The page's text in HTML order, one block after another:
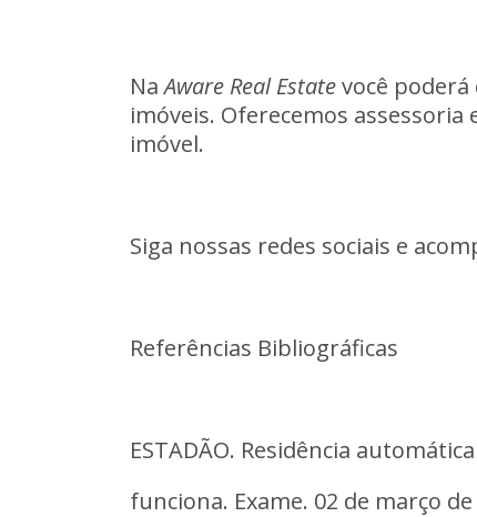
Na Aware Real Estatevocê poderá
imóveis. Oferecemos assessoria
imóvel.
Siga nossas redes sociais e
Referências Bibliográficas
ESTADÃO. Residência automática
funciona. Exame. 02 de março de